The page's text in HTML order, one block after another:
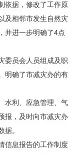
依据，修改了工作原
及相邻市发生自然灾
并进一步明确了4点
员会人员组成及职
明确了市减灾办的有
利、应急管理、气
报，及时向市减灾办
。
息报告的工作制度